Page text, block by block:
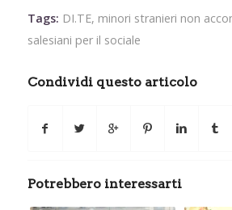
Tags: DI.TE, minori stranieri non
salesiani per il sociale
Condividi questo articolo
Potrebbero interessarti